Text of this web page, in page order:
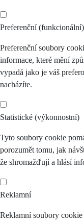
Preferenční (funkcionální)
Preferenční soubory
informace, které mění
vypadá jako je váš
nacházíte.
Statistické (výkonnostní)
Tyto soubory cookie
porozumět tomu, jak
že shromažďují a hlásí
Reklamní
Reklamní soubory